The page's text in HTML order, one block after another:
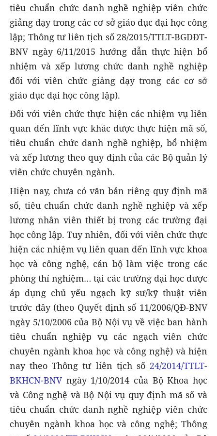
tiêu chuẩn chức danh nghề nghiệp viên chức
giảng dạy trong các cơ sở giáo dục đại học công
lập; Thông tư liên tịch số 28/2015/TTLT-BGDĐT-
BNV ngày 6/11/2015 hướng dẫn thực hiện bổ
nhiệm và xếp lương chức danh nghề nghiệp
đối với viên chức giảng dạy trong các cơ sở
giáo dục đại học công lập).
Đối với viên chức thực hiện các nhiệm vụ liên
quan đến lĩnh vực khác được thực hiện mã số,
tiêu chuẩn chức danh nghề nghiệp, bổ nhiệm
và xếp lương theo quy định của các Bộ quản lý
viên chức chuyên ngành.
Hiện nay, chưa có văn bản riêng quy định mã
số, tiêu chuẩn chức danh nghề nghiệp và xếp
lương nhân viên thiết bị trong các trường đại
học công lập. Tuy nhiên, đối với viên chức thực
hiện các nhiệm vụ liên quan đến lĩnh vực khoa
học và công nghệ, cán bộ làm việc trong các
phòng thí nghiệm… tại các trường đại học được
áp dụng chủ yếu ngạch kỹ sư/kỹ thuật viên
trước đây (theo Quyết định số 11/2006/QĐ-BNV
ngày 5/10/2006 của Bộ Nội vụ về việc ban hành
tiêu chuẩn nghiệp vụ các ngạch viên chức
chuyên ngành khoa học và công nghệ) và hiện
nay theo Thông tư liên tịch số 24/2014/TTLT-
BKHCN-BNV ngày 1/10/2014 của Bộ Khoa học
và Công nghệ và Bộ Nội vụ quy định mã số và
tiêu chuẩn chức danh nghề nghiệp viên chức
chuyên ngành khoa học và công nghệ; Thông